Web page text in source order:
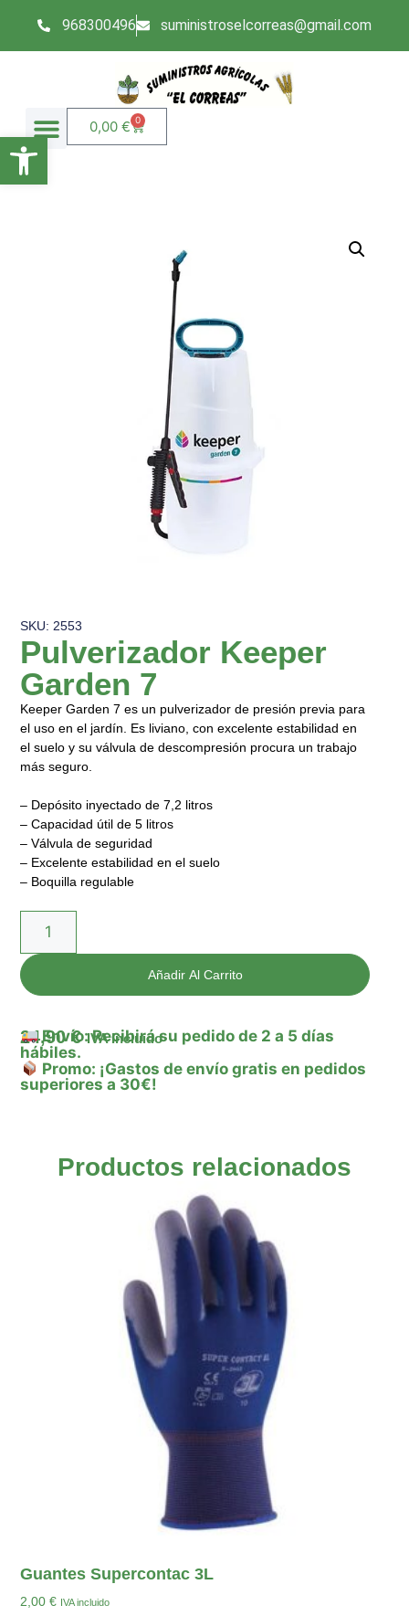
Abrir barra de herramientas
968300496 suministroselcorreas@gmail.com
0,00 € 0
SKU: 2553
Pulverizador Keeper
Garden 7
Keeper Garden 7 es un pulverizador de presión previa para
el uso en el jardín. Es liviano, con excelente estabilidad en
el suelo y su válvula de descompresión procura un trabajo
más seguro.
– Depósito inyectado de 7,2 litros
– Capacidad útil de 5 litros
– Válvula de seguridad
– Excelente estabilidad en el suelo
– Boquilla regulable
Añadir Al Carrito
24,90€ IVA Incluido
Envío: Recibirá su pedido de 2 a 5 días
hábiles.
Promo: ¡Gastos de envío gratis en pedidos
superiores a 30€!
Productos relacionados
Guantes Supercontac 3L
2,00€ IVA incluido